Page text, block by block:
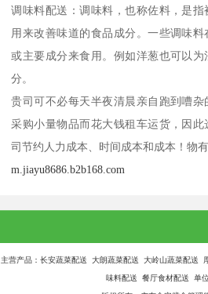
调味料配送：调味料，也称佐料，是
用来改善味道的食品成分。一些调味
或主要成分来食用。例如洋葱也可以
分。
贵司可不必每天半夜清晨亲自跑到嘈
采购小量物品而花大钱租车运货，因
司节约人力成本、时间成本和成本！物有
m.jiayu8686.b2b168.com
主营产品：长安蔬菜配送 大朗蔬菜配送 大岭山蔬菜配送
味料配送 餐厅食材配送 单